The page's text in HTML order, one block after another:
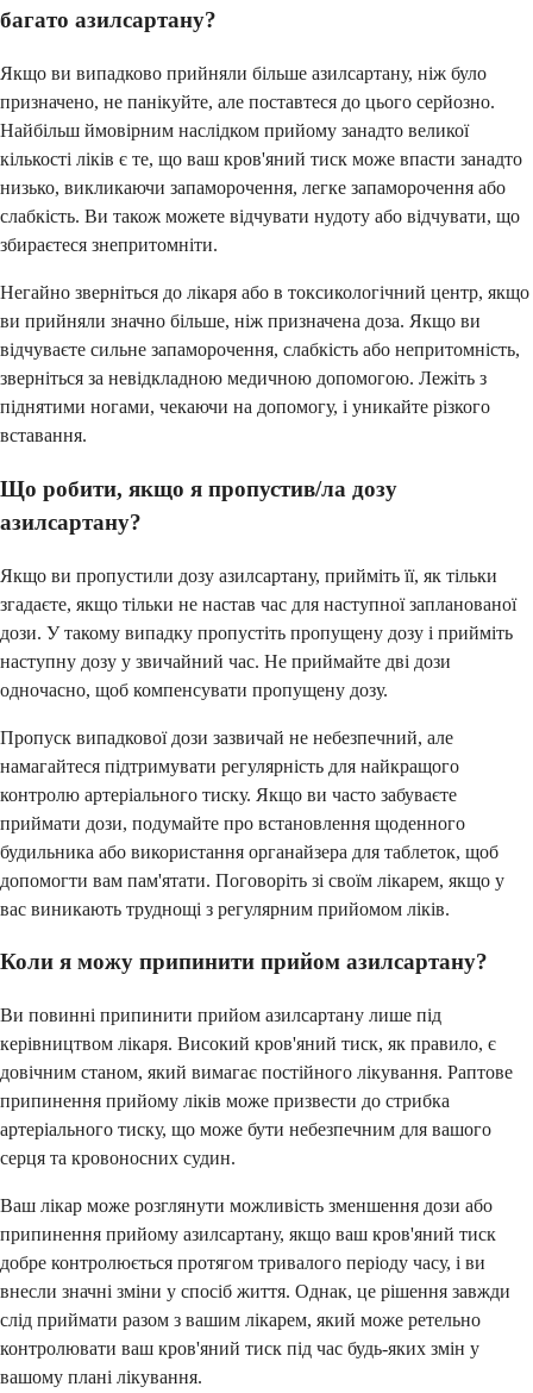
багато азилсартану?
Якщо ви випадково прийняли більше азилсартану, ніж було
призначено, не панікуйте, але поставтеся до цього серйозно.
Найбільш ймовірним наслідком прийому занадто великої
кількості ліків є те, що ваш кров'яний тиск може впасти занадто
низько, викликаючи запаморочення, легке запаморочення або
слабкість. Ви також можете відчувати нудоту або відчувати, що
збираєтеся знепритомніти.
Негайно зверніться до лікаря або в токсикологічний центр, якщо
ви прийняли значно більше, ніж призначена доза. Якщо ви
відчуваєте сильне запаморочення, слабкість або непритомність,
зверніться за невідкладною медичною допомогою. Лежіть з
піднятими ногами, чекаючи на допомогу, і уникайте різкого
вставання.
Що робити, якщо я пропустив/ла дозу
азилсартану?
Якщо ви пропустили дозу азилсартану, прийміть її, як тільки
згадаєте, якщо тільки не настав час для наступної запланованої
дози. У такому випадку пропустіть пропущену дозу і прийміть
наступну дозу у звичайний час. Не приймайте дві дози
одночасно, щоб компенсувати пропущену дозу.
Пропуск випадкової дози зазвичай не небезпечний, але
намагайтеся підтримувати регулярність для найкращого
контролю артеріального тиску. Якщо ви часто забуваєте
приймати дози, подумайте про встановлення щоденного
будильника або використання органайзера для таблеток, щоб
допомогти вам пам'ятати. Поговоріть зі своїм лікарем, якщо у
вас виникають труднощі з регулярним прийомом ліків.
Коли я можу припинити прийом азилсартану?
Ви повинні припинити прийом азилсартану лише під
керівництвом лікаря. Високий кров'яний тиск, як правило, є
довічним станом, який вимагає постійного лікування. Раптове
припинення прийому ліків може призвести до стрибка
артеріального тиску, що може бути небезпечним для вашого
серця та кровоносних судин.
Ваш лікар може розглянути можливість зменшення дози або
припинення прийому азилсартану, якщо ваш кров'яний тиск
добре контролюється протягом тривалого періоду часу, і ви
внесли значні зміни у спосіб життя. Однак, це рішення завжди
слід приймати разом з вашим лікарем, який може ретельно
контролювати ваш кров'яний тиск під час будь-яких змін у
вашому плані лікування.